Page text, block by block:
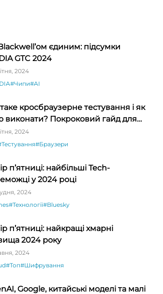
єдиним: підсумки
GTC 2024
2024
#Чипи#AI
кросбраузерне тестування і як
виконати? Покроковий гайд для
2024
#Браузери
п’ятниці: найбільші Tech-
у 2024 році
2024
#Технології#Bluesky
п’ятниці: найкращі хмарні
2024 року
2024
#Топ#Шифрування
Google, китайські моделі та малі